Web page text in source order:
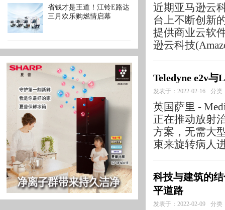
省钱才是王道！江铃E路达
三月欢乐购燃情启幕
近期亚马逊云
台上不断创新
提供商业云软
逊云科技
Teledyne e2v与
发表于：2022-02-16 分类
英国萨里 -
正在推动放射
方案，无需大
束来旋转病人
科技与建筑的
平道路
发表于：2022-02-09 分类